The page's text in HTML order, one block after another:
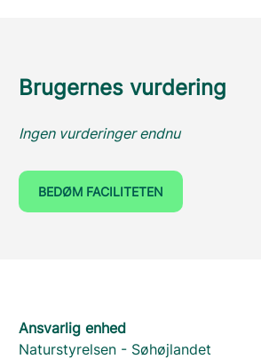
Brugernes vurdering
Ingen vurderinger endnu
BEDØM FACILITETEN
Ansvarlig enhed
Naturstyrelsen - Søhøjlandet